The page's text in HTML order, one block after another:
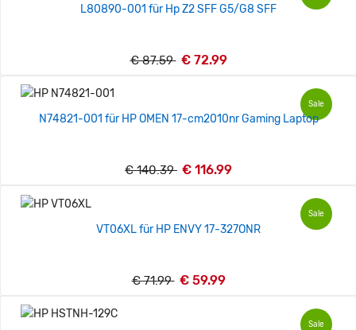
L80890-001 für Hp Z2 SFF G5/G8 SFF
€ 87.59 € 72.99
Sale
N74821-001 für HP OMEN 17-cm2010nr Gaming Laptop
€ 140.39 € 116.99
Sale
VT06XL für HP ENVY 17-327ONR
€ 71.99 € 59.99
Sale